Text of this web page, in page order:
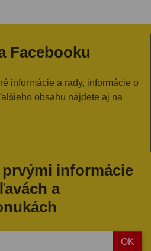
Facebooku
informácie a rady, informácie o
obsahu nájdete aj na
informácie
a
OK